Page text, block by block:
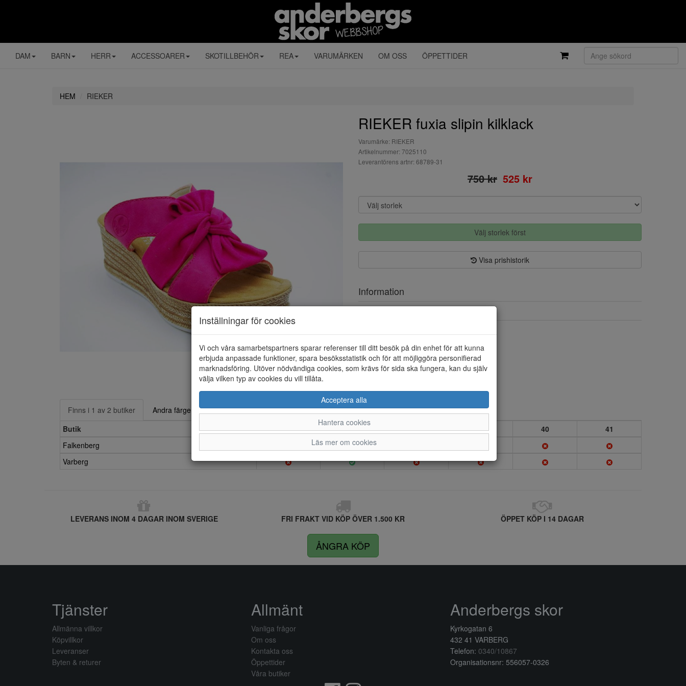
DAM BARN HERR ACCESSOARER SKOTILLBEHÖR REA VARUMÄRKEN OM OSS ÖPPETTIDER
HEM RIEKER
RIEKER fuxia slipin kilklack
Varumärke: RIEKER
Artikelnummer: 7025110
Leverantörens artnr: 68789-31
750 kr 525 kr
Välj storlek först
Visa prishistorik
Information
Finns i 1 av 2 butiker
Andra färger
Butik
36 37 38 39 40
41
Falkenberg
Varberg
LEVERANS INOM 4 DAGAR INOM SVERIGE FRI FRAKT VID KÖP ÖVER 1.500 KR ÖPPET KÖP I 14 DAGAR
ÅNGRA KÖP
Inställningar för cookies
Vi och våra samarbetspartners sparar referenser till ditt besök på din enhet för att kunna
erbjuda anpassade funktioner, spara besöksstatistik och för att möjliggöra personifierad
marknadsföring. Utöver nödvändiga cookies, som krävs för sida ska fungera, kan du själv
välja vilken typ av cookies du vill tillåta.
Acceptera alla
Hantera cookies
Läs mer om cookies
Tjänster
Allmänna villkor
Köpvillkor
Leveranser
Byten & returer
Allmänt
Vanliga frågor
Om oss
Kontakta oss
Öppettider
Våra butiker
Anderbergs skor
Kyrkogatan 6
432 41 VARBERG
Telefon: 0340/10867
Organisationsnr: 556057-0326